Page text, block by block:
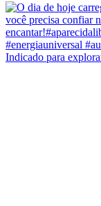
Indicado para